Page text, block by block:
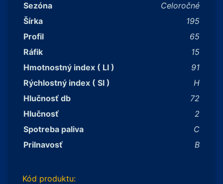
Sezóna
Celoročné
Šírka
195
Profil
65
Ráfik
15
Hmotnostný index ( LI )
91
Rýchlostný index ( SI )
H
Hlučnosť db
72
Hlučnosť
2
Spotreba paliva
C
Prilnavosť
B
Kód produktu: